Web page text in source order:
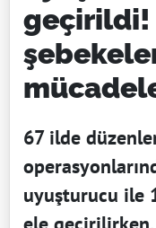
geçirildi!
67 ilde
uyuşturucu ile